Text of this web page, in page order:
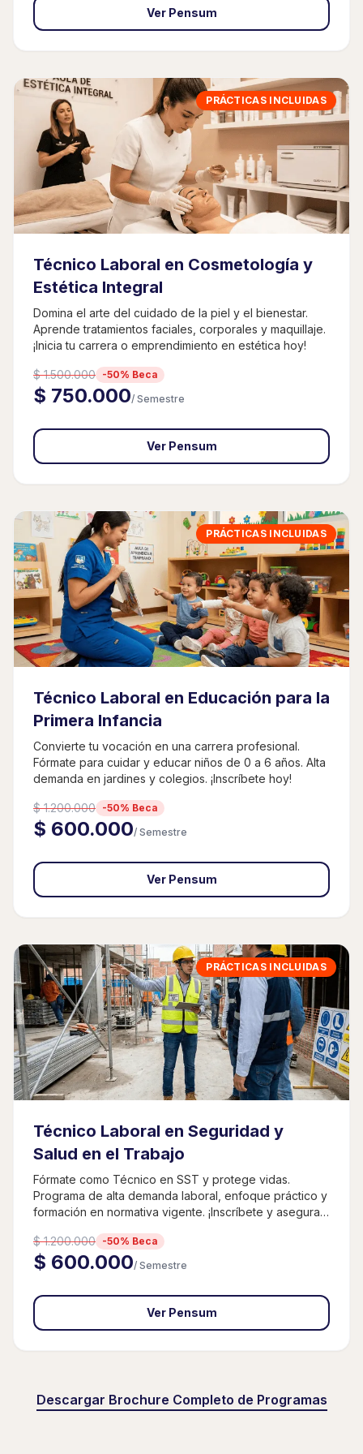
Ver Pensum
PRÁCTICAS INCLUIDAS
Técnico Laboral en Cosmetología y
Estética Integral
Domina el arte del cuidado de la piel y el bienestar.
Aprende tratamientos faciales, corporales y maquillaje.
¡Inicia tu carrera o emprendimiento en estética hoy!
$ 1.500.000 -50% Beca
$ 750.000/ Semestre
Ver Pensum
PRÁCTICAS INCLUIDAS
Técnico Laboral en Educación para la
Primera Infancia
Convierte tu vocación en una carrera profesional.
Fórmate para cuidar y educar niños de 0 a 6 años. Alta
demanda en jardines y colegios. ¡Inscríbete hoy!
$ 1.200.000 -50% Beca
$ 600.000/ Semestre
Ver Pensum
PRÁCTICAS INCLUIDAS
Técnico Laboral en Seguridad y
Salud en el Trabajo
Fórmate como Técnico en SST y protege vidas.
Programa de alta demanda laboral, enfoque práctico y
formación en normativa vigente. ¡Inscríbete y asegura
$ 1.200.000 -50% Beca
$ 600.000/ Semestre
Ver Pensum
Descargar Brochure Completo de Programas